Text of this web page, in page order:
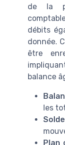
de la
débits
donnée.
être
balance
les
Plan